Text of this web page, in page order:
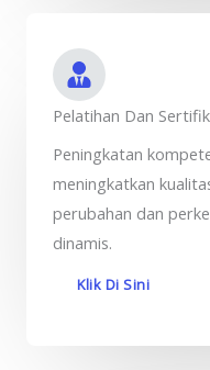
Pelatihan Dan
Peningkatan
meningkatkan
perubahan dan
dinamis.
Klik Di Sini